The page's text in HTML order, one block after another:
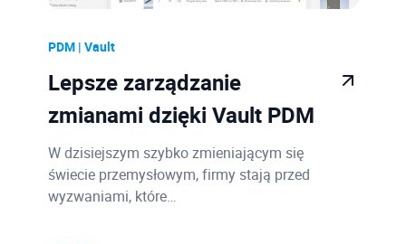
PDM | Vault
Lepsze zarządzanie
zmianami dzięki Vault PDM
W dzisiejszym szybko zmieniającym się
świecie przemysłowym, firmy stają przed
wyzwaniami, które…